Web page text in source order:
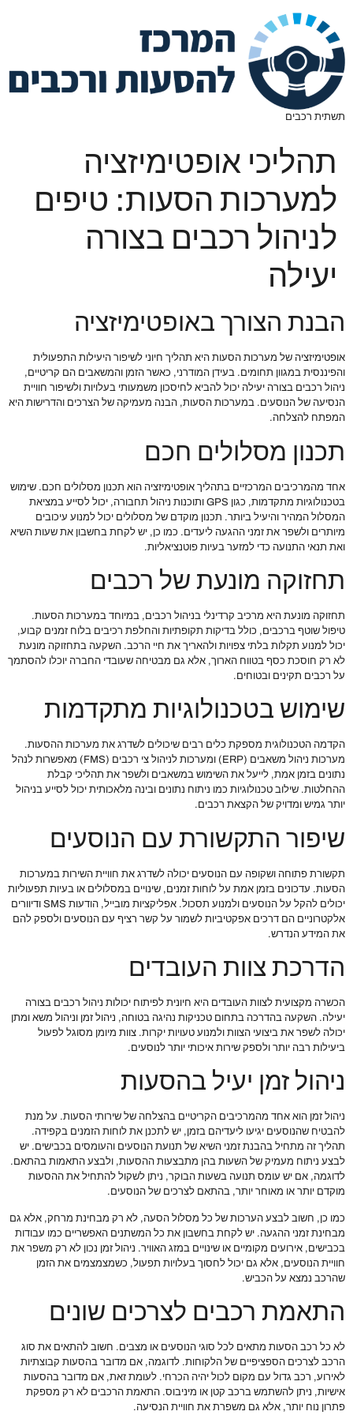
תשתית רכבים
תהליכי אופטימיזציה
למערכות הסעות: טיפים
לניהול רכבים בצורה
יעילה
הבנת הצורך באופטימיזציה
אופטימיזציה של מערכות הסעות היא תהליך חיוני לשיפור היעילות התפעולית
והפיננסית במגוון תחומים. בעידן המודרני, כאשר הזמן והמשאבים הם קריטיים,
ניהול רכבים בצורה יעילה יכול להביא לחיסכון משמעותי בעלויות ולשיפור חוויית
הנסיעה של הנוסעים. במערכות הסעות, הבנה מעמיקה של הצרכים והדרישות היא
המפתח להצלחה.
תכנון מסלולים חכם
אחד מהמרכיבים המרכזיים בתהליך אופטימיזציה הוא תכנון מסלולים חכם. שימוש
בטכנולוגיות מתקדמות, כגון GPS ותוכנות ניהול תחבורה, יכול לסייע במציאת
המסלול המהיר והיעיל ביותר. תכנון מוקדם של מסלולים יכול למנוע עיכובים
מיותרים ולשפר את זמני ההגעה ליעדים. כמו כן, יש לקחת בחשבון את שעות השיא
ואת תנאי התנועה כדי למזער בעיות פוטנציאליות.
תחזוקה מונעת של רכבים
תחזוקה מונעת היא מרכיב קרדינלי בניהול רכבים, במיוחד במערכות הסעות.
טיפול שוטף ברכבים, כולל בדיקות תקופתיות והחלפת רכיבים בלוח זמנים קבוע,
יכול למנוע תקלות בלתי צפויות ולהאריך את חיי הרכב. השקעה בתחזוקה מונעת
לא רק חוסכת כסף בטווח הארוך, אלא גם מבטיחה שעובדי החברה יוכלו להסתמך
על רכבים תקינים ובטוחים.
שימוש בטכנולוגיות מתקדמות
הקדמה הטכנולוגית מספקת כלים רבים שיכולים לשדרג את מערכות ההסעות.
מערכות ניהול משאבים (ERP) ומערכות לניהול צי רכבים (FMS) מאפשרות לנהל
נתונים בזמן אמת, לייעל את השימוש במשאבים ולשפר את תהליכי קבלת
ההחלטות. שילוב טכנולוגיות כמו ניתוח נתונים ובינה מלאכותית יכול לסייע בניהול
יותר גמיש ומדויק של הקצאת רכבים.
שיפור התקשורת עם הנוסעים
תקשורת פתוחה ושקופה עם הנוסעים יכולה לשדרג את חוויית השירות במערכות
הסעות. עדכונים בזמן אמת על לוחות זמנים, שינויים במסלולים או בעיות תפעוליות
יכולים להקל על הנוסעים ולמנוע תסכול. אפליקציות מובייל, הודעות SMS ודיוורים
אלקטרוניים הם דרכים אפקטיביות לשמור על קשר רציף עם הנוסעים ולספק להם
את המידע הנדרש.
הדרכת צוות העובדים
הכשרה מקצועית לצוות העובדים היא חיונית לפיתוח יכולות ניהול רכבים בצורה
יעילה. השקעה בהדרכה בתחום טכניקות נהיגה בטוחה, ניהול זמן וניהול משא ומתן
יכולה לשפר את ביצועי הצוות ולמנוע טעויות יקרות. צוות מיומן מסוגל לפעול
ביעילות רבה יותר ולספק שירות איכותי יותר לנוסעים.
ניהול זמן יעיל בהסעות
ניהול זמן הוא אחד מהמרכיבים הקריטיים בהצלחה של שירותי הסעות. על מנת
להבטיח שהנוסעים יגיעו ליעדיהם בזמן, יש לתכנן את לוחות הזמנים בקפידה.
תהליך זה מתחיל בהבנת זמני השיא של תנועת הנוסעים והעומסים בכבישים. יש
לבצע ניתוח מעמיק של השעות בהן מתבצעות ההסעות, ולבצע התאמות בהתאם.
לדוגמה, אם יש עומס תנועה בשעות הבוקר, ניתן לשקול להתחיל את ההסעות
מוקדם יותר או מאוחר יותר, בהתאם לצרכים של הנוסעים.
כמו כן, חשוב לבצע הערכות של כל מסלול הסעה, לא רק מבחינת מרחק, אלא גם
מבחינת זמני ההגעה. יש לקחת בחשבון את כל המשתנים האפשריים כמו עבודות
בכבישים, אירועים מקומיים או שינויים במזג האוויר. ניהול זמן נכון לא רק משפר את
חוויית הנוסעים, אלא גם יכול לחסוך בעלויות תפעול, כשמצמצמים את הזמן
שהרכב נמצא על הכביש.
התאמת רכבים לצרכים שונים
לא כל רכב הסעות מתאים לכל סוגי הנוסעים או מצבים. חשוב להתאים את סוג
הרכב לצרכים הספציפיים של הלקוחות. לדוגמה, אם מדובר בהסעות קבוצתיות
לאירוע, רכב גדול עם מקום לכול יהיה הכרחי. לעומת זאת, אם מדובר בהסעות
אישיות, ניתן להשתמש ברכב קטן או מיניבוס. התאמת הרכבים לא רק מספקת
פתרון נוח יותר, אלא גם משפרת את חוויית הנסיעה.